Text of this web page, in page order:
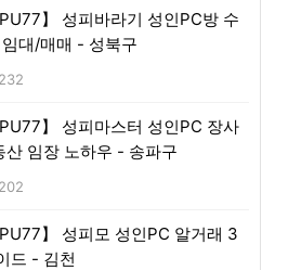
】 성피바라기 성인PC방 수
대/매매 - 성북구
】 성피마스터 성인PC 장사
산 임장 노하우 - 송파구
】 성피모 성인PC 알거래 3
드 - 김천